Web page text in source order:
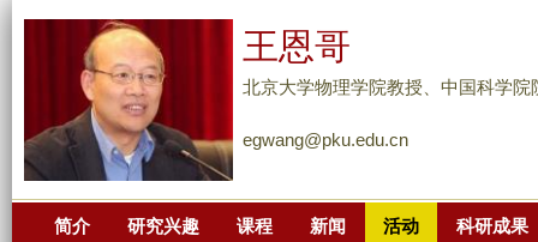
到
主
要
王恩哥
北京大学物理学院教授、中国科学
egwang@pku.edu.cn
简介 研究兴趣 课程 新闻 活动 科研成果